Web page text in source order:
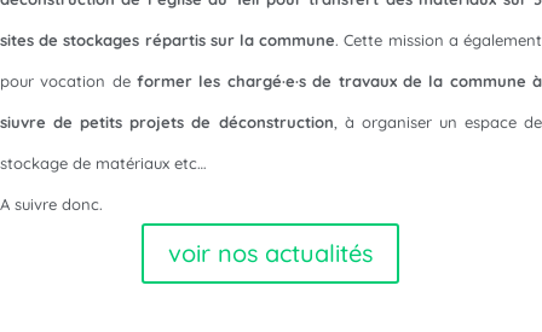
sites de stockages répartis sur la commune. Cette mission a également
pour vocation deformer les chargé·e·s de travaux de la commune à
siuvre de petits projets de déconstruction, à organiser un espace de
stockage de matériaux etc…
A suivre donc.
voir nos actualités